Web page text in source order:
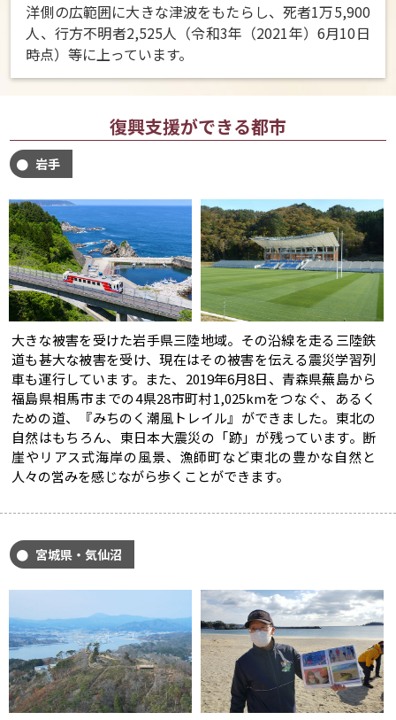
洋側の広範囲に大きな津波をもたらし、死者1万5,900
人、行方不明者2,525人（令和3年（2021年）6月10日
時点）等に上っています。
復興支援ができる都市
岩手
大きな被害を受けた岩手県三陸地域。その沿線を走る三陸鉄
道も甚大な被害を受け、現在はその被害を伝える震災学習列
車も運行しています。また、2019年6月8日、青森県蕪島から
福島県相馬市までの4県28市町村1,025kmをつなぐ、あるく
ための道、『みちのく潮風トレイル』ができました。東北の
自然はもちろん、東日本大震災の「跡」が残っています。断
崖やリアス式海岸の風景、漁師町など東北の豊かな自然と
人々の営みを感じながら歩くことができます。
宮城県・気仙沼